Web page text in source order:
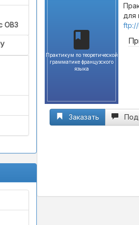
ОВЗ
Практикум по теоретической
грамматике французского
языка
для
Заказать